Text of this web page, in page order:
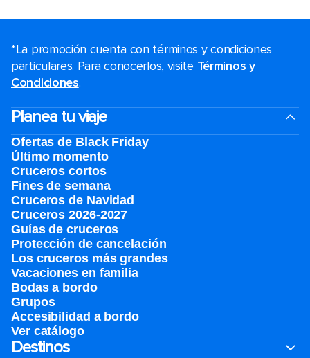
*La promoción cuenta con términos y condiciones
particulares. Para conocerlos, visite Términos y
Condiciones.
Planea tu viaje
Ofertas de Black Friday
Último momento
Cruceros cortos
Fines de semana
Cruceros de Navidad
Cruceros 2026-2027
Guías de cruceros
Protección de cancelación
Los cruceros más grandes
Vacaciones en familia
Bodas a bordo
Grupos
Accesibilidad a bordo
Ver catálogo
Destinos